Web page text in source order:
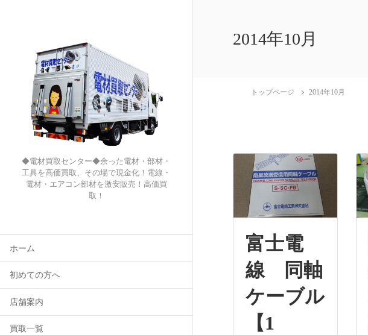
◆電材買取センター◆余った電材・部材・
工具を高価買取、その場で現金化！電線・
電材・エアコン部材を激安販売！高価買
取！
ホーム
初めての方へ
店舗案内
買取一覧
2014年10月
トップページ 2014年10月
富士電
線 同軸
ケーブル
【1